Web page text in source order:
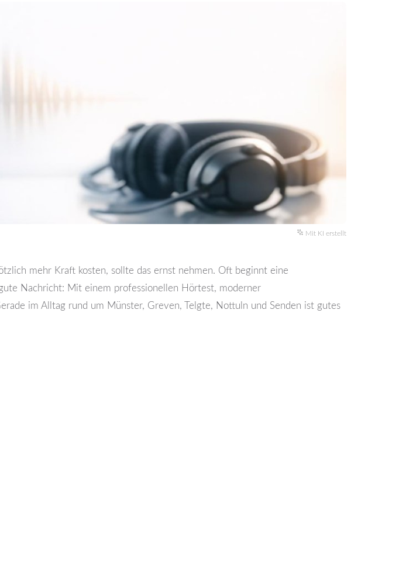
Mit KI erstellt
mehr Kraft kosten, sollte das ernst nehmen. Oft beginnt eine
Nachricht: Mit einem professionellen Hörtest, moderner
im Alltag rund um Münster, Greven, Telgte, Nottuln und Senden ist gutes